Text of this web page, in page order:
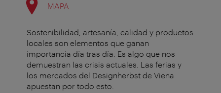
MAPA
Sostenibilidad, artesanía, calidad y productos
locales son elementos que ganan
importancia día tras día. Es algo que nos
demuestran las crisis actuales. Las ferias y
los mercados del Designherbst de Viena
apuestan por todo esto.